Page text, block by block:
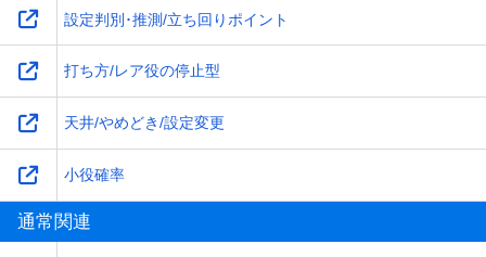
設定判別･推測/立ち回りポイント
打ち方/レア役の停止型
天井/やめどき/設定変更
小役確率
通常関連